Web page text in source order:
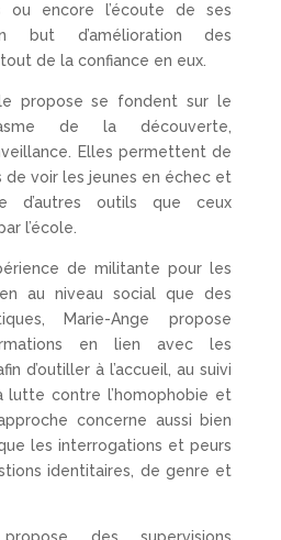
ou encore l’écoute de ses
but d’amélioration des
de la confiance en eux.
propose se fondent sur le
de la découverte,
Elles permettent de
de voir les jeunes en échec et
d’autres outils que ceux
l’école.
de militante pour les
au niveau social que des
Marie-Ange propose
en lien avec les
d’outiller à l’accueil, au suivi
contre l’homophobie et
concerne aussi bien
les interrogations et peurs
identitaires, de genre et